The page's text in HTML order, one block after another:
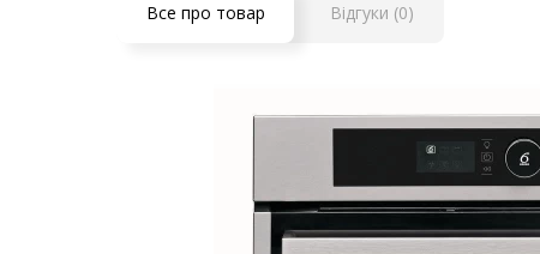
Все про товар Відгуки (0)